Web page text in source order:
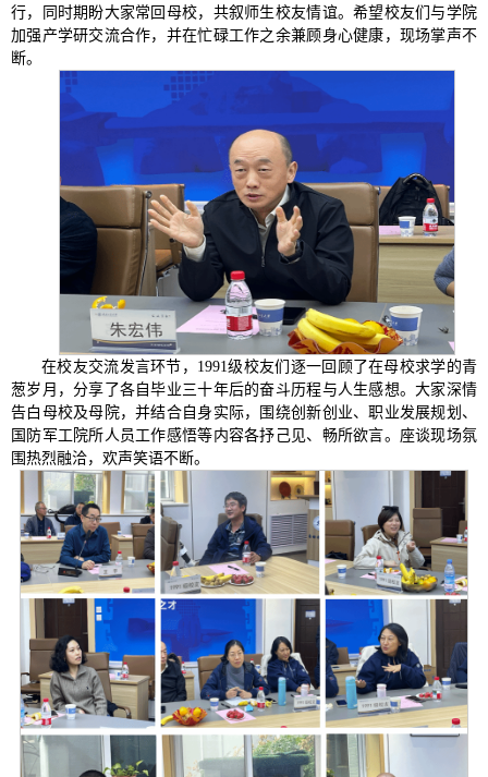
行，同时期盼大家常回母校，共叙师生校友情谊。希望校友们与学院
加强产学研交流合作，并在忙碌工作之余兼顾身心健康，现场掌声不
断。
在校友交流发言环节，1991级校友们逐一回顾了在母校求学的青
葱岁月，分享了各自毕业三十年后的奋斗历程与人生感想。大家深情
告白母校及母院，并结合自身实际，围绕创新创业、职业发展规划、
国防军工院所人员工作感悟等内容各抒己见、畅所欲言。座谈现场氛
围热烈融洽，欢声笑语不断。